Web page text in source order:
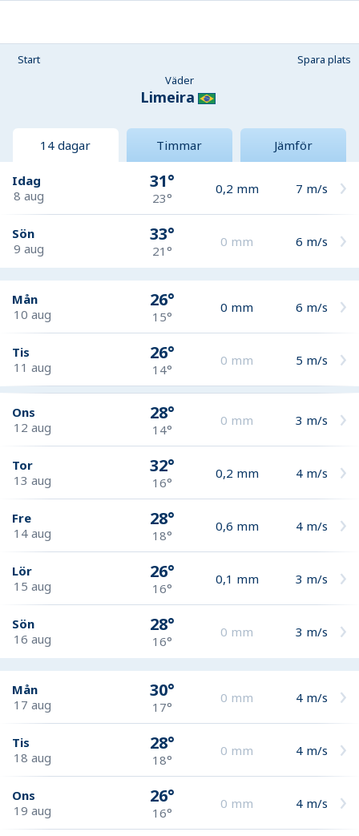
Start
Spara plats
Väder
Limeira
14 dagar Timmar Jämför
Idag
8 aug
31°
23°
0,2 mm 7 m/s
Sön
9 aug
33°
21°
0 mm 6 m/s
Mån
10 aug
26°
15°
0 mm 6 m/s
Tis
11 aug
26°
14°
0 mm 5 m/s
Ons
12 aug
28°
14°
0 mm 3 m/s
Tor
13 aug
32°
16°
0,2 mm 4 m/s
Fre
14 aug
28°
18°
0,6 mm 4 m/s
Lör
15 aug
26°
16°
0,1 mm 3 m/s
Sön
16 aug
28°
16°
0 mm 3 m/s
Mån
17 aug
30°
17°
0 mm 4 m/s
Tis
18 aug
28°
18°
0 mm 4 m/s
Ons
19 aug
26°
16°
0 mm 4 m/s